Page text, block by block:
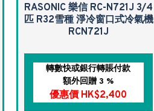
RASONIC 樂信 RC-N721J 3/4
匹 R32雪種 淨冷窗口式冷氣機
RCN721J
轉數快或銀行轉賬付款
額外回贈 3 %
優惠價 HK$2,400